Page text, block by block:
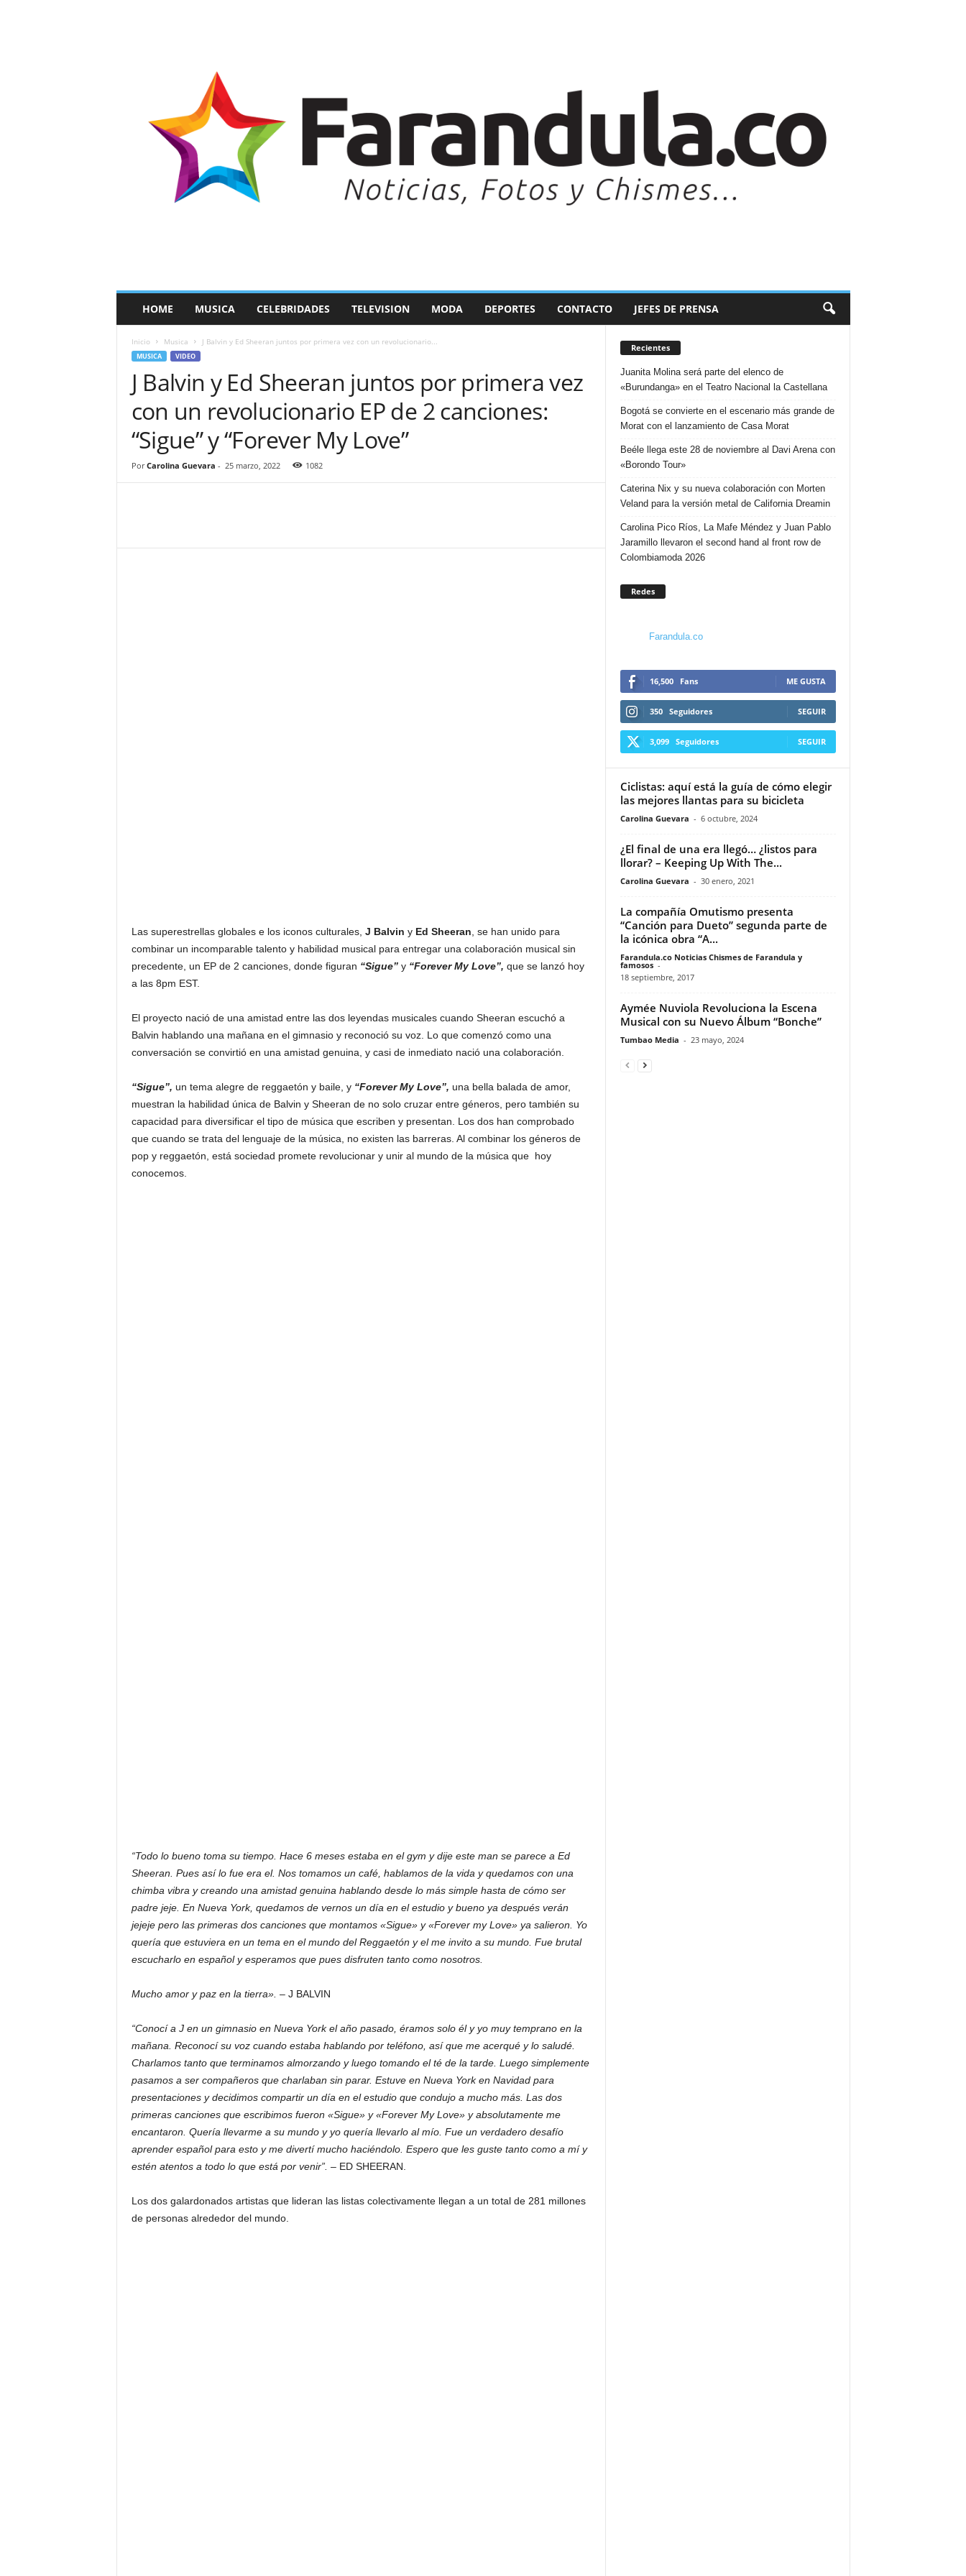
a
HOME MUSICA CELEBRIDADES TELEVISION MODA DEPORTES CONTACTO JEFES DE PRENSA
Inicio Musica J Balvin y Ed Sheeran juntos por primera vez con un revolucionario...
MUSICA VIDEO
J Balvin y Ed Sheeran juntos por primera vez
con un revolucionario EP de 2 canciones:
“Sigue” y “Forever My Love”
Por Carolina Guevara - 25 marzo, 2022 1082
Las superestrellas globales e los iconos culturales, J Balvin y Ed Sheeran , se han unido para
combinar un incomparable talento y habilidad musical para entregar una colaboración musical sin
precedente, un EP de 2 canciones, donde figuran “Sigue”y “Forever My Love”, que se lanzó hoy
a las 8pm EST.
El proyecto nació de una amistad entre las dos leyendas musicales cuando Sheeran escuchó a
Balvin hablando una mañana en el gimnasio y reconoció su voz. Lo que comenzó como una
conversación se convirtió en una amistad genuina, y casi de inmediato nació una colaboración.
“Sigue”, un tema alegre de reggaetón y baile, y “Forever My Love”, una bella balada de amor,
muestran la habilidad única de Balvin y Sheeran de no solo cruzar entre géneros, pero también su
capacidad para diversificar el tipo de música que escriben y presentan. Los dos han comprobado
que cuando se trata del lenguaje de la música, no existen las barreras. Al combinar los géneros de
pop y reggaetón, está sociedad promete revolucionar y unir al mundo de la música que hoy
conocemos.
“Todo lo bueno toma su tiempo. Hace 6 meses estaba en el gym y dije este man se parece a Ed
Sheeran. Pues así lo fue era el. Nos tomamos un café, hablamos de la vida y quedamos con una
chimba vibra y creando una amistad genuina hablando desde lo más simple hasta de cómo ser
padre jeje. En Nueva York, quedamos de vernos un día en el estudio y bueno ya después verán
jejeje pero las primeras dos canciones que montamos «Sigue» y «Forever my Love» ya salieron. Yo
quería que estuviera en un tema en el mundo del Reggaetón y el me invito a su mundo. Fue brutal
escucharlo en español y esperamos que pues disfruten tanto como nosotros.
Mucho amor y paz en la tierra». – J BALVIN
“Conocí a J en un gimnasio en Nueva York el año pasado, éramos solo él y yo muy temprano en la
mañana. Reconocí su voz cuando estaba hablando por teléfono, así que me acerqué y lo saludé.
Charlamos tanto que terminamos almorzando y luego tomando el té de la tarde. Luego simplemente
pasamos a ser compañeros que charlaban sin parar. Estuve en Nueva York en Navidad para
presentaciones y decidimos compartir un día en el estudio que condujo a mucho más. Las dos
primeras canciones que escribimos fueron «Sigue» y «Forever My Love» y absolutamente me
encantaron. Quería llevarme a su mundo y yo quería llevarlo al mío. Fue un verdadero desafío
aprender español para esto y me divertí mucho haciéndolo. Espero que les guste tanto como a mí y
estén atentos a todo lo que está por venir”. – ED SHEERAN.
Los dos galardonados artistas que lideran las listas colectivamente llegan a un total de 281 millones
de personas alrededor del mundo.
Recientes
Juanita Molina será parte del elenco de
«Burundanga» en el Teatro Nacional la Castellana
Bogotá se convierte en el escenario más grande de
Morat con el lanzamiento de Casa Morat
Beéle llega este 28 de noviembre al Davi Arena con
«Borondo Tour»
Caterina Nix y su nueva colaboración con Morten
Veland para la versión metal de California Dreamin
Carolina Pico Ríos, La Mafe Méndez y Juan Pablo
Jaramillo llevaron el second hand al front row de
Colombiamoda 2026
Redes
Farandula.co
16,500 Fans ME GUSTA
350 Seguidores SEGUIR
3,099 Seguidores SEGUIR
Ciclistas: aquí está la guía de cómo elegir
las mejores llantas para su bicicleta
Carolina Guevara - 6 octubre, 2024
¿El final de una era llegó… ¿listos para
llorar? – Keeping Up With The...
Carolina Guevara - 30 enero, 2021
La compañía Omutismo presenta
“Canción para Dueto” segunda parte de
la icónica obra “A...
Farandula.co Noticias Chismes de Farandula y
famosos -
18 septiembre, 2017
Aymée Nuviola Revoluciona la Escena
Musical con su Nuevo Álbum “Bonche”
Tumbao Media - 23 mayo, 2024